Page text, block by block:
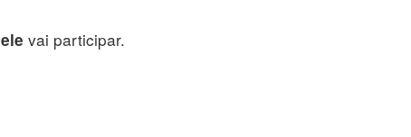
ele vai participar.